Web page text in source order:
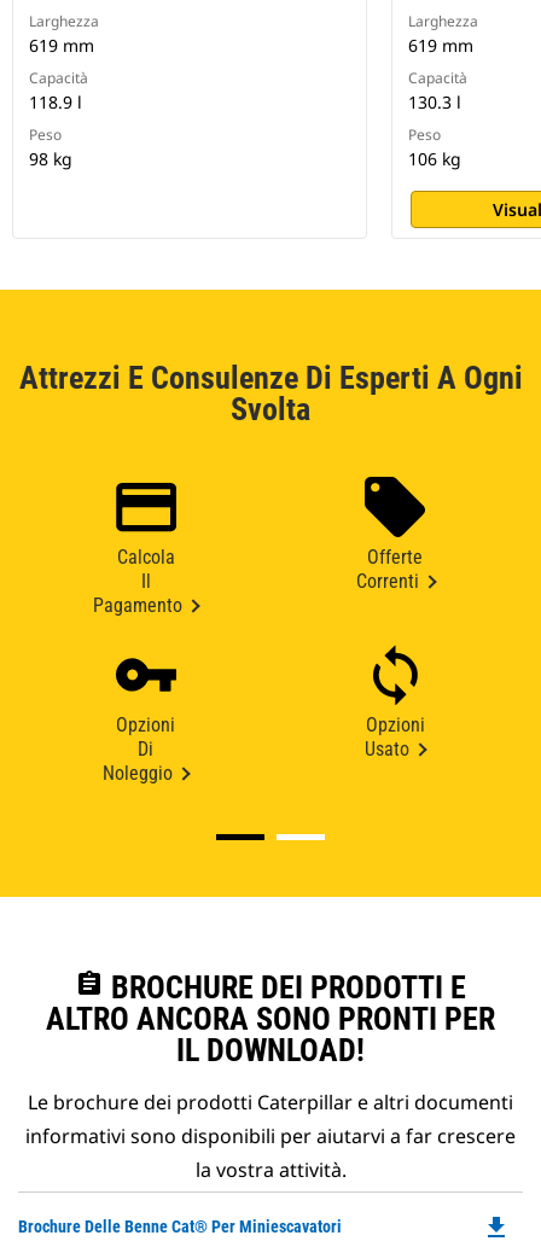
Larghezza
619 mm
Capacità
118.9 l
Peso
98 kg
Larghezza
619 mm
Capacità
130.3 l
Peso
106 kg
Attrezzi E Consulenze Di Esperti A Ogni
Svolta
Calcola
Pagamento
Offerte
Correnti
Opzioni
Di
Noleggio
Opzioni
Usato
assignment BROCHURE DEI PRODOTTI E
ALTRO ANCORA SONO PRONTI PER
IL DOWNLOAD!
Le brochure dei prodotti Caterpillar e altri documenti
informativi sono disponibili per aiutarvi a far crescere
la vostra attività.
Brochure Delle Benne Cat® Per Miniescavatori file_download